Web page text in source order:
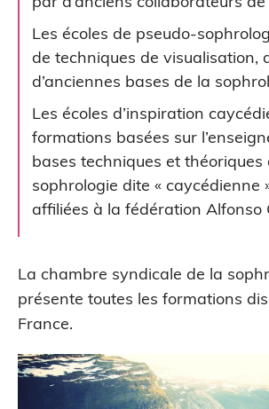
Les écoles de pseudo-
de techniques de visualisation,
d’anciennes bases de la
Les écoles d’inspiration
formations basées sur
bases techniques et théoriques
sophrologie dite « caycédienne
affiliées à la fédération Alfonso
La chambre syndicale de la
présente toutes les formations
France.